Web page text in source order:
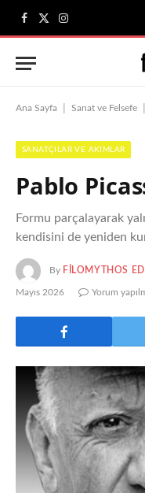
Facebook
X
(Twitter)
Instagram
Ana Sayfa Sanat ve Felsefe
SANATÇILAR VE AKIMLAR
Pablo
Formu parçalayarak
kendisini de yeniden
By FILOMYTHOS
Mayıs 2026 Yorum